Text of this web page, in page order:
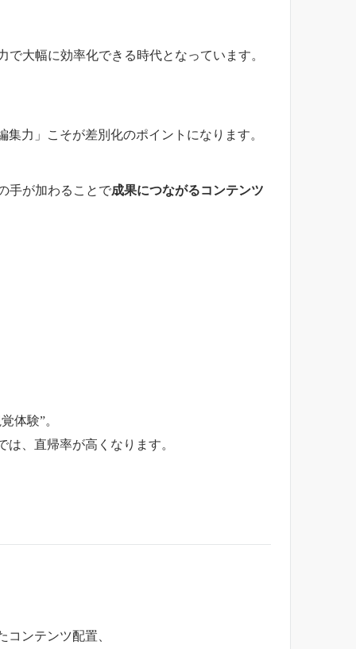
大幅に効率化できる時代となっています。
力」こそが差別化のポイントになります。
手が加わることで成果につながるコンテンツ
体験”。
、直帰率が高くなります。
ンテンツ配置、